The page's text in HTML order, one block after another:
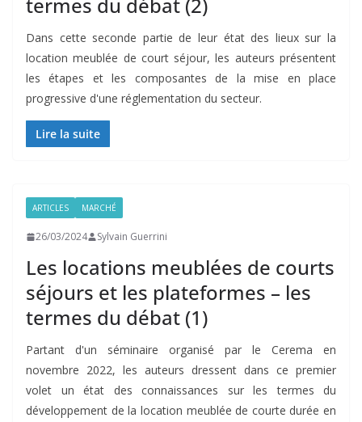
termes du débat (2)
Dans cette seconde partie de leur état des lieux sur la
location meublée de court séjour, les auteurs présentent
les étapes et les composantes de la mise en place
progressive d'une réglementation du secteur.
Lire la suite
ARTICLES MARCHÉ
26/03/2024 Sylvain Guerrini
Les locations meublées de courts
séjours et les plateformes – les
termes du débat (1)
Partant d'un séminaire organisé par le Cerema en
novembre 2022, les auteurs dressent dans ce premier
volet un état des connaissances sur les termes du
développement de la location meublée de courte durée en